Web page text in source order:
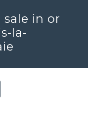
in or
la-